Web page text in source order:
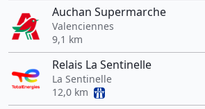
Auchan Supermarche
Valenciennes
9,1 km
Relais La Sentinelle
La Sentinelle
12,0 km